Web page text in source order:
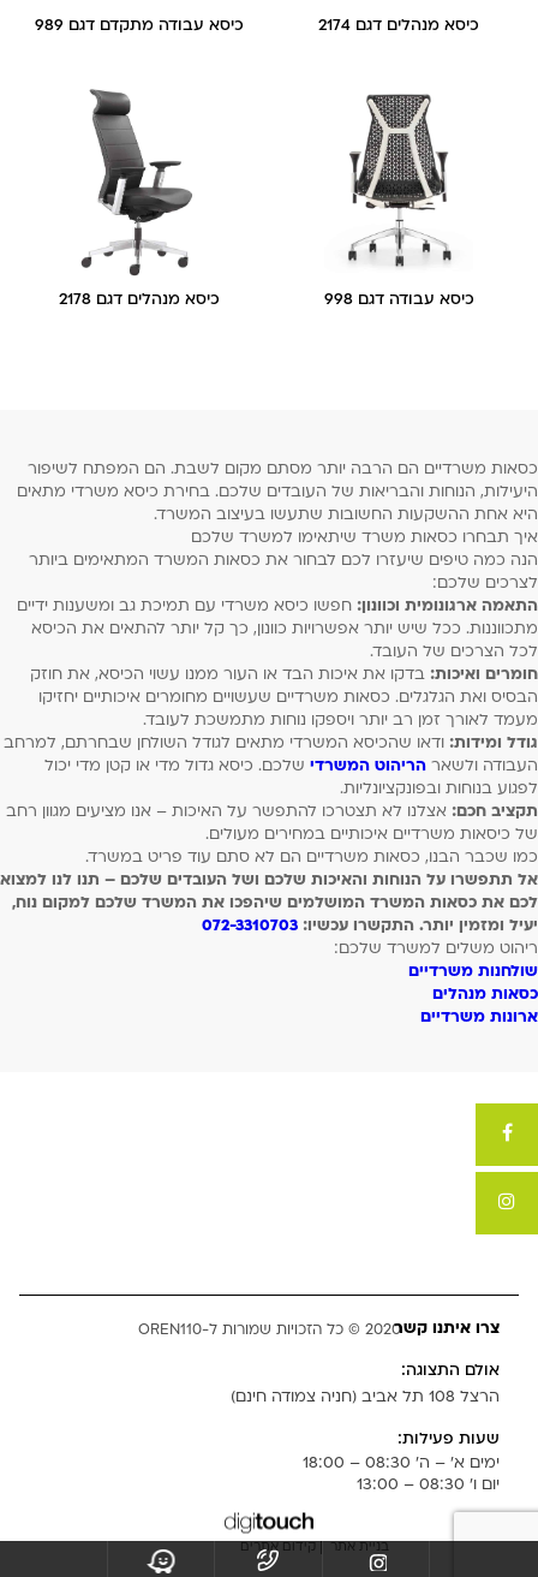
כיסא מנהלים דגם 2174 כיסא עבודה מתקדם דגם 989
כיסא עבודה דגם 998 כיסא מנהלים דגם 2178
כסאות משרדיים הם הרבה יותר מסתם מקום לשבת. הם המפתח לשיפור
היעילות, הנוחות והבריאות של העובדים שלכם. בחירת כיסא משרדי מתאים
היא אחת ההשקעות החשובות שתעשו בעיצוב המשרד.
איך תבחרו כסאות משרד שיתאימו למשרד שלכם
הנה כמה טיפים שיעזרו לכם לבחור את כסאות המשרד המתאימים ביותר
לצרכים שלכם:
התאמה ארגונומית וכוונון: חפשו כיסא משרדי עם תמיכת גב ומשענות ידיים
מתכווננות. ככל שיש יותר אפשרויות כוונון, כך קל יותר להתאים את הכיסא
לכל הצרכים של העובד.
חומרים ואיכות: בדקו את איכות הבד או העור ממנו עשוי הכיסא, את חוזק
הבסיס ואת הגלגלים. כסאות משרדיים שעשויים מחומרים איכותיים יחזיקו
מעמד לאורך זמן רב יותר ויספקו נוחות מתמשכת לעובד.
גודל ומידות: ודאו שהכיסא המשרדי מתאים לגודל השולחן שבחרתם, למרחב
העבודה ולשאר הריהוט המשרדי שלכם. כיסא גדול מדי או קטן מדי יכול
לפגוע בנוחות ובפונקציונליות.
תקציב חכם: אצלנו לא תצטרכו להתפשר על האיכות – אנו מציעים מגוון רחב
של כיסאות משרדיים איכותיים במחירים מעולים.
כמו שכבר הבנו, כסאות משרדיים הם לא סתם עוד פריט במשרד.
אל תתפשרו על הנוחות והאיכות שלכם ושל העובדים שלכם – תנו לנו למצוא
לכם את כסאות המשרד המושלמים שיהפכו את המשרד שלכם למקום נוח,
יעיל ומזמין יותר. התקשרו עכשיו: 072-3310703
ריהוט משלים למשרד שלכם:
שולחנות משרדיים
כסאות מנהלים
ארונות משרדיים
צרו איתנו קשר
אולם התצוגה:
הרצל 108 תל אביב (חניה צמודה חינם)
שעות פעילות:
ימים א' – ה' 08:30 – 18:00
יום ו' 08:30 – 13:00
בניית אתר|קידום אתרים
2020 © כל הזכויות שמורות ל-OREN110